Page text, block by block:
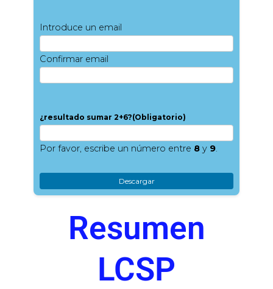
Introduce un email
Confirmar email
¿resultado sumar 2+6?(Obligatorio)
Por favor, escribe un número entre 8y 9.
Resumen
LCSP